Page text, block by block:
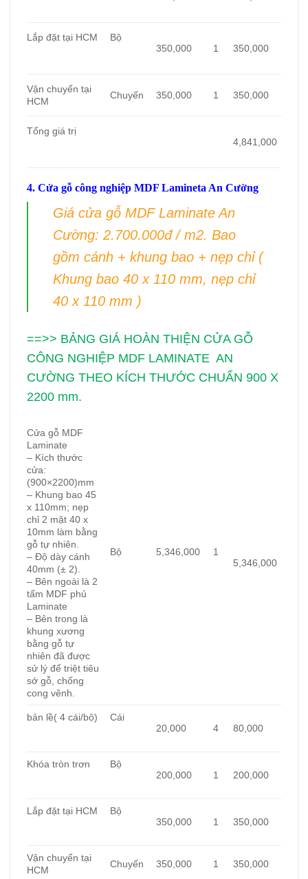
Lắp đặt tại HCM
Bộ
350,000
1 350,000
Vận chuyển tại
HCM
Chuyến 350,000 1 350,000
Tổng giá trị
4,841,000
4. Cửa gỗ công nghiệp MDF Lamineta An Cường
Giá cửa gỗ MDF Laminate An
Cường: 2.700.000đ / m2. Bao
gồm cánh + khung bao + nẹp chỉ (
Khung bao 40 x 110 mm, nẹp chỉ
40 x 110 mm )
==>> BẢNG GIÁ HOÀN THIỆN CỬA GỖ
CÔNG NGHIỆP MDF LAMINATE AN
CƯỜNG THEO KÍCH THƯỚC CHUẨN 900 X
2200 mm.
Cửa gỗ MDF
Laminate
– Kích thước
cửa:
(900×2200)mm
– Khung bao 45
x 110mm; nẹp
chỉ 2 mặt 40 x
10mm làm bằng
gỗ tự nhiên.
– Độ dày cánh
40mm (± 2).
– Bên ngoài là 2
tấm MDF phủ
Laminate
– Bên trong là
khung xương
bằng gỗ tự
nhiên đã được
sử lý để triệt tiêu
sớ gỗ, chống
cong vênh.
Bộ 5,346,000
1
5,346,000
bản lề( 4 cái/bộ)
Cái
20,000
4 80,000
Khóa tròn trơn
Bộ
200,000
1 200,000
Lắp đặt tại HCM
Bộ
350,000
1 350,000
Vận chuyển tại
HCM
Chuyến 350,000 1 350,000